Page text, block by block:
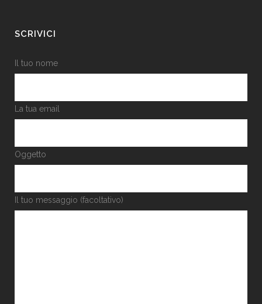
SCRIVICI
Il tuo nome
La tua email
Oggetto
Il tuo messaggio (facoltativo)